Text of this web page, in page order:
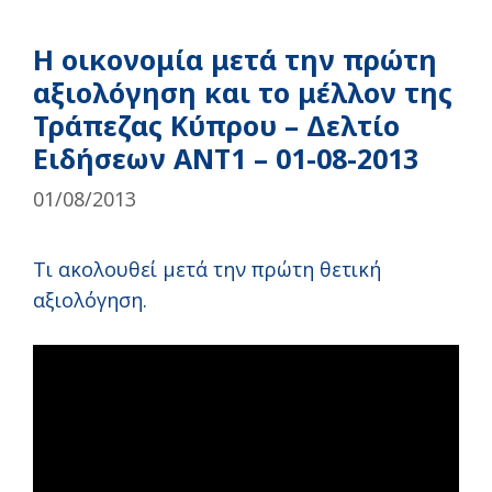
Η οικονομία μετά την πρώτη
αξιολόγηση και το μέλλον της
Τράπεζας Κύπρου – Δελτίο
Ειδήσεων ΑΝΤ1 – 01-08-2013
01/08/2013
Τι ακολουθεί μετά την πρώτη θετική
αξιολόγηση.